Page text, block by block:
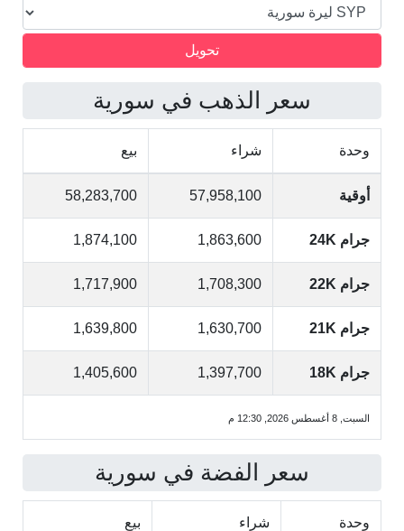
سعر الذهب في سورية
وحدة شراء بيع
أوقية 57,958,100
58,283,700
جرام 24K 1,863,600
1,874,100
جرام 22K 1,708,300
1,717,900
جرام 21K 1,630,700
1,639,800
جرام 18K 1,397,700
1,405,600
السبت, 8 أغسطس 2026, 12:30 م
سعر الفضة في سورية
وحدة شراء بيع